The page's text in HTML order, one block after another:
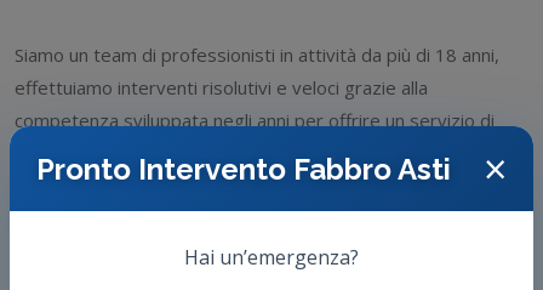
Pronto Intervento Fabbro Asti ×
Hai un’emergenza?
Siamo un team di professionisti in attività da più di 18 anni,
effettuiamo interventi risolutivi e veloci grazie alla
competenza sviluppata negli anni per offrire un servizio di